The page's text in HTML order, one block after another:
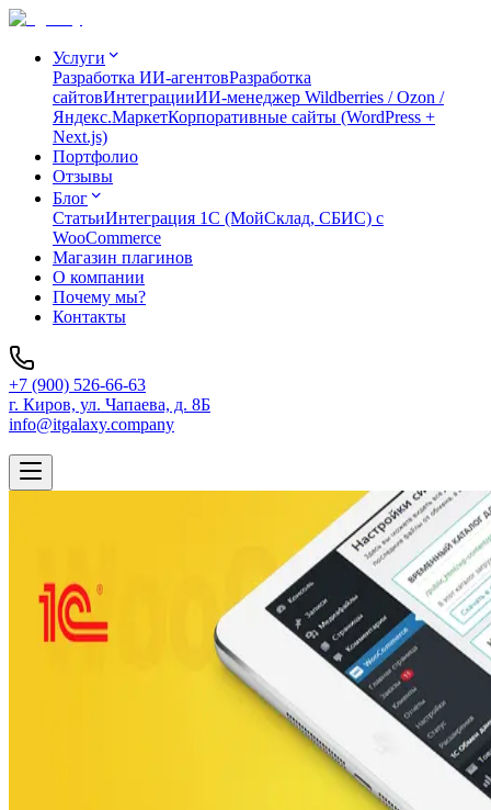
Услуги
Разработка ИИ-агентовРазработка
сайтовИнтеграцииИИ-менеджер Wildberries / Ozon /
Яндекс.МаркетКорпоративные сайты (WordPress +
Next.js)
Портфолио
Отзывы
Блог
СтатьиИнтеграция 1C (МойСклад, СБИС) с
WooCommerce
Магазин плагинов
О компании
Почему мы?
Контакты
+7 (900) 526-66-63
г. Киров, ул. Чапаева, д. 8Б
info@itgalaxy.company